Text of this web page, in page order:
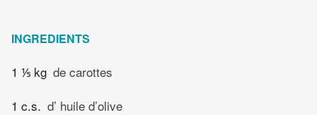
INGREDIENTS
1 ⅕ kg de carottes
1 c.s. d’ huile d’olive